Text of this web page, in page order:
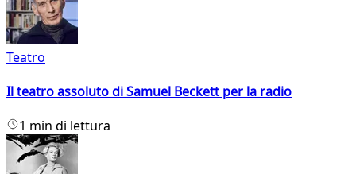
Teatro
Il teatro assoluto di Samuel Beckett per la radio
1 min di lettura